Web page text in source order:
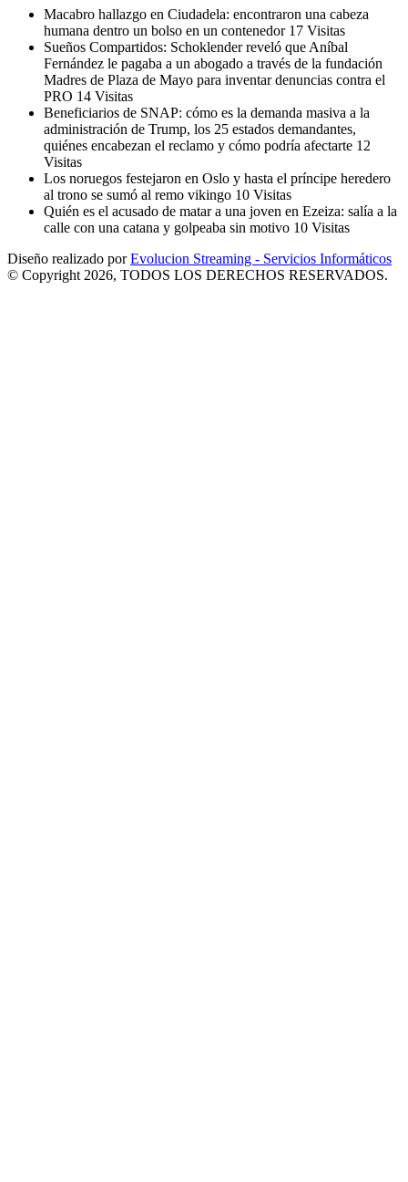
Macabro hallazgo en Ciudadela: encontraron una cabeza
humana dentro un bolso en un contenedor 17 Visitas
Sueños Compartidos: Schoklender reveló que Aníbal
Fernández le pagaba a un abogado a través de la fundación
Madres de Plaza de Mayo para inventar denuncias contra el
PRO 14 Visitas
Beneficiarios de SNAP: cómo es la demanda masiva a la
administración de Trump, los 25 estados demandantes,
quiénes encabezan el reclamo y cómo podría afectarte 12
Visitas
Los noruegos festejaron en Oslo y hasta el príncipe heredero
al trono se sumó al remo vikingo 10 Visitas
Quién es el acusado de matar a una joven en Ezeiza: salía a la
calle con una catana y golpeaba sin motivo 10 Visitas
Diseño realizado porEvolucion Streaming - Servicios Informáticos
© Copyright 2026, TODOS LOS DERECHOS RESERVADOS.